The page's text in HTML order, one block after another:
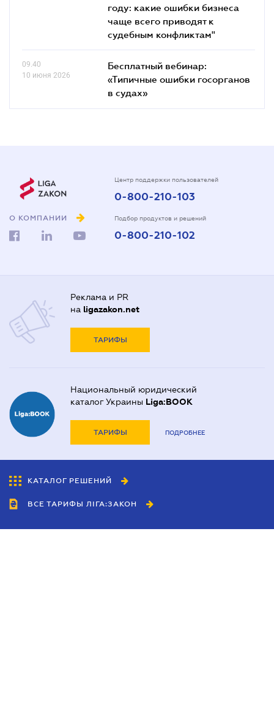
году: какие ошибки бизнеса
чаще всего приводят к
судебным конфликтам"
09.40
10 июня 2026
Бесплатный вебинар:
«Типичные ошибки госорганов
в судах»
О КОМПАНИИ
Центр поддержки пользователей
0-800-210-103
Подбор продуктов и решений
0-800-210-102
Реклама и PR
на ligazakon.net
ТАРИФЫ
Национальный юридический
каталог Украины Liga:BOOK
ТАРИФЫ ПОДРОБНЕЕ
КАТАЛОГ РЕШЕНИЙ
ВСЕ ТАРИФЫ ЛІГА:ЗАКОН